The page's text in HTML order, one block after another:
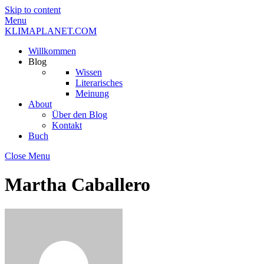
Skip to content
Menu
KLIMAPLANET.COM
Willkommen
Blog
Wissen
Literarisches
Meinung
About
Über den Blog
Kontakt
Buch
Close Menu
Martha Caballero